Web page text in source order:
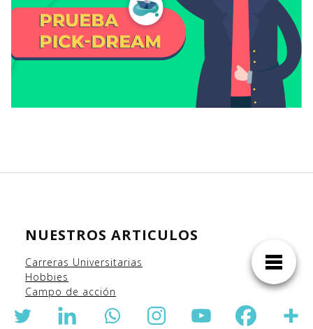
NUESTROS ARTICULOS
Carreras Universitarias
Hobbies
Campo de acción
Carreras del futuro
Oportunidades para estudiar